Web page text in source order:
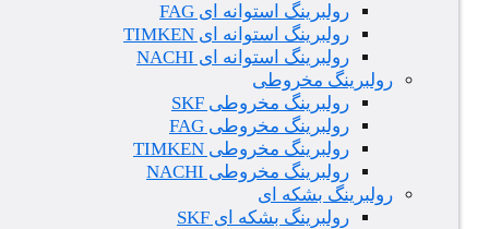
رولبرینگ استوانه ای FAG
رولبرینگ استوانه ای TIMKEN
رولبرینگ استوانه ای NACHI
رولبرینگ مخروطی
رولبرینگ مخروطی SKF
رولبرینگ مخروطی FAG
رولبرینگ مخروطی TIMKEN
رولبرینگ مخروطی NACHI
رولبرینگ بشکه ای
رولبرینگ بشکه ای SKF